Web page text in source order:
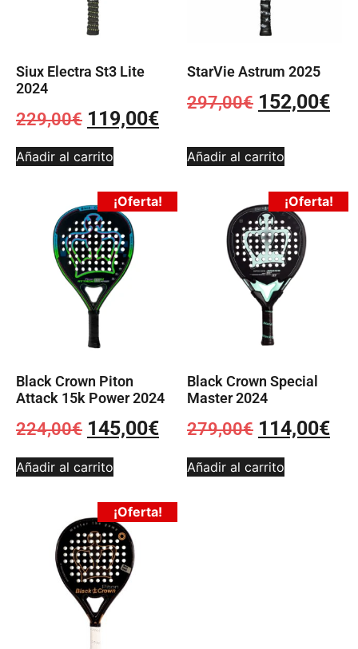
Siux Electra St3 Lite
2024
229,00€ 119,00€
Añadir al carrito
StarVie Astrum 2025
297,00€ 152,00€
Añadir al carrito
¡Oferta!
Black Crown Piton
Attack 15k Power 2024
224,00€ 145,00€
Añadir al carrito
¡Oferta!
Black Crown Special
Master 2024
279,00€ 114,00€
Añadir al carrito
¡Oferta!